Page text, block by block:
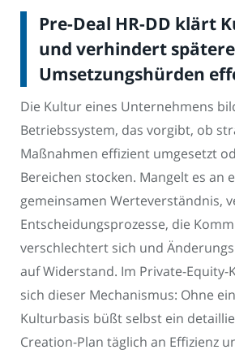
Pre-Deal HR-DD klärt
und verhindert spätere
Umsetzungshürden
Die Kultur eines Unternehmens
Betriebssystem, das vorgibt, ob
Maßnahmen effizient umgesetzt
Bereichen stocken. Mangelt es an
gemeinsamen Werteverständnis,
Entscheidungsprozesse, die
verschlechtert sich und
auf Widerstand. Im Private-
sich dieser Mechanismus: Ohne
Kulturbasis büßt selbst ein
Creation-Plan täglich an Effizienz